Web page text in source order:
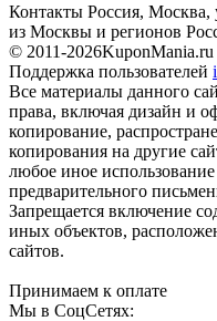
Контакты Россия,
из Москвы и регионов
© 2011-2026KuponMania.ru
Поддержка пользователей
Все материалы данного
права, включая дизайн и
копирование,
копирования на другие
любое иное
предварительного
Запрещается включение
иных объектов,
сайтов.
Принимаем к оплате
Мы в СоцСетях: